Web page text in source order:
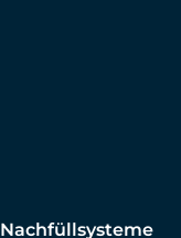
Nachfüllsysteme